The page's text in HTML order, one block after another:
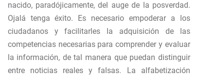
nacido, paradójicamente, del auge de la posverdad.
Ojalá tenga éxito. Es necesario empoderar a los
ciudadanos y facilitarles la adquisición de las
competencias necesarias para comprender y evaluar
la información, de tal manera que puedan distinguir
entre noticias reales y falsas. La alfabetización